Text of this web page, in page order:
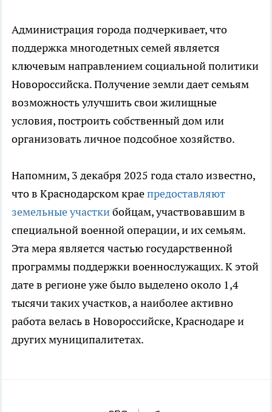
Администрация города подчеркивает, что
поддержка многодетных семей является
ключевым направлением социальной политики
Новороссийска. Получение земли дает семьям
возможность улучшить свои жилищные
условия, построить собственный дом или
организовать личное подсобное хозяйство.
Напомним, 3 декабря 2025 года стало известно,
что в Краснодарском краепредоставляют
земельные участкибойцам, участвовавшим в
специальной военной операции, и их семьям.
Эта мера является частью государственной
программы поддержки военнослужащих. К этой
дате в регионе уже было выделено около 1,4
тысячи таких участков, а наиболее активно
работа велась в Новороссийске, Краснодаре и
других муниципалитетах.